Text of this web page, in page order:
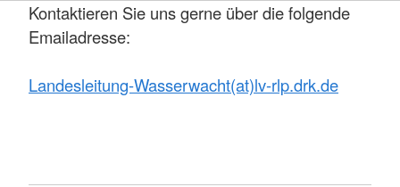
Kontaktieren Sie uns gerne über die folgende
Emailadresse:
Landesleitung-Wasserwacht(at)lv-rlp.drk.de